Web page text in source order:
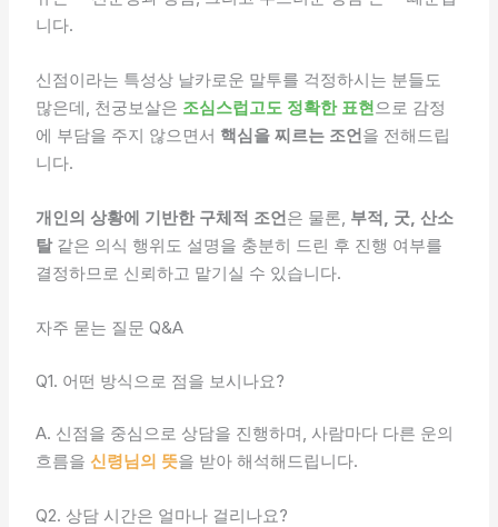
니다.
신점이라는 특성상 날카로운 말투를 걱정하시는 분들도
많은데, 천궁보살은 조심스럽고도 정확한 표현으로 감정
에 부담을 주지 않으면서 핵심을 찌르는 조언을 전해드립
니다.
개인의 상황에 기반한 구체적 조언은 물론, 부적, 굿, 산소
탈같은 의식 행위도 설명을 충분히 드린 후 진행 여부를
결정하므로 신뢰하고 맡기실 수 있습니다.
자주 묻는 질문 Q&A
Q1. 어떤 방식으로 점을 보시나요?
A. 신점을 중심으로 상담을 진행하며, 사람마다 다른 운의
흐름을신령님의 뜻을 받아 해석해드립니다.
Q2. 상담 시간은 얼마나 걸리나요?